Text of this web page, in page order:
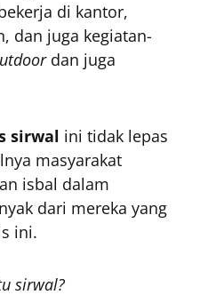
di kantor,
dan juga kegiatan-
dan juga
sirwal ini tidak lepas
masyarakat
isbal dalam
dari mereka yang
ini.
sirwal?